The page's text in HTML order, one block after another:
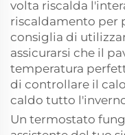
volta riscalda
riscaldamento per
consiglia di
assicurarsi che il
temperatura
di controllare il
caldo tutto
Un termostato